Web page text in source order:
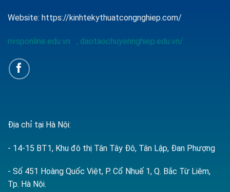
Website: https://kinhtekythuatcongnghiep.com/
nvsponline.edu.vn , daotaochuyennghiep.edu.vn/
Địa chỉ tại Hà Nội:
- 14-15 BT1, Khu đô thị Tân Tây Đô, Tân Lập, Đan Phượng
- Số 451 Hoàng Quốc Việt, P. Cổ Nhuế 1, Q. Bắc Từ Liêm,
Tp. Hà Nội.